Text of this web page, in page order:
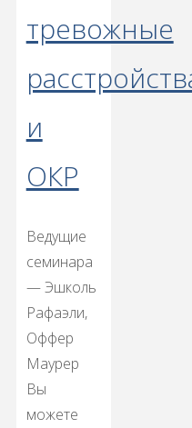
тревожные
и
ОКР
Ведущие
семинара
— Эшколь
Рафаэли,
Оффер
Маурер
Вы
можете